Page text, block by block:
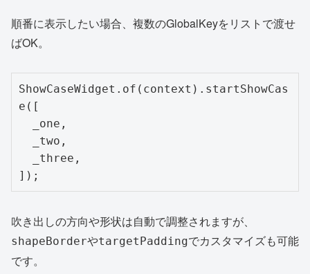
順番に表示したい場合、複数のGlobalKeyをリストで渡せ
ばOK。
ShowCaseWidget.of(context).startShowCas
e([
吹き出しの方向や形状は自動で調整されますが、
shapeBorderやtargetPaddingでカスタマイズも可能
です。